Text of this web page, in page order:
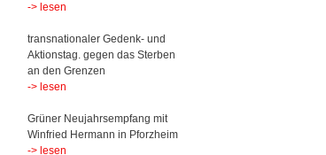
-> lesen
transnationaler Gedenk- und
Aktionstag. gegen das Sterben
an den Grenzen
-> lesen
Grüner Neujahrsempfang mit
Winfried Hermann in Pforzheim
-> lesen